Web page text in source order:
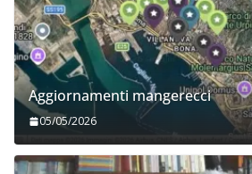
Aggiornamenti mangerecci
05/05/2026